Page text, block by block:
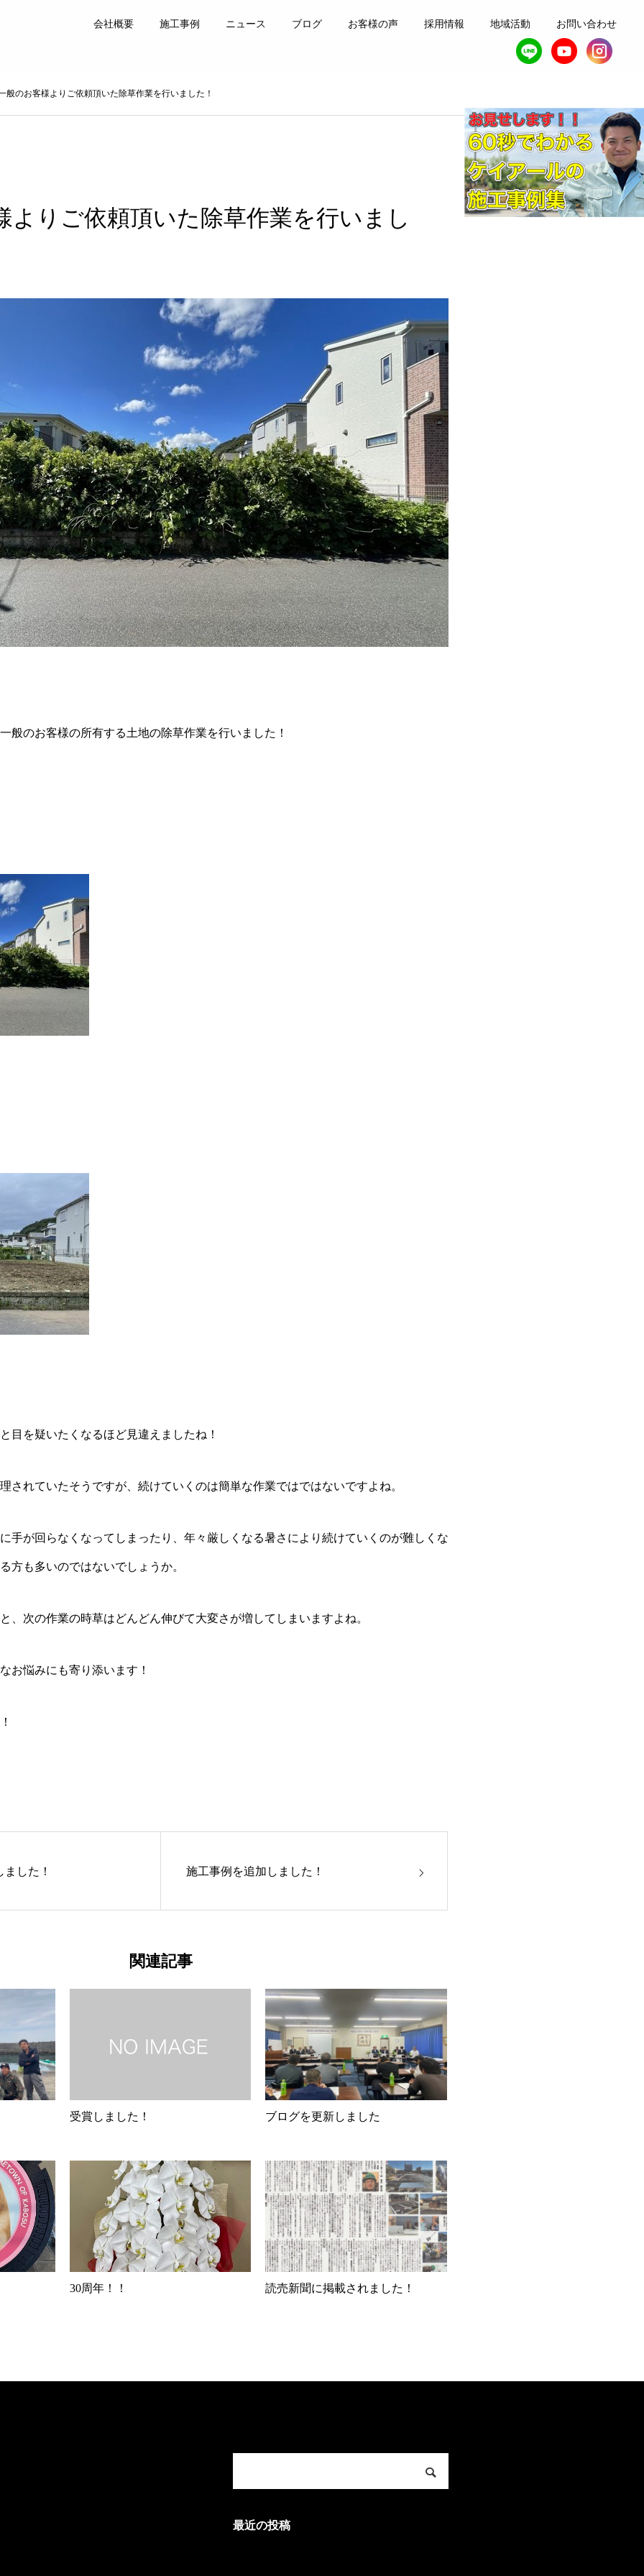
会社概要 施工事例 ニュース ブログ お客様の声 採用情報 地域活動 お問い合わせ
般のお客様よりご依頼頂いた除草作業を行いました！
よりご依頼頂いた除草作業を行いまし
般のお客様の所有する土地の除草作業を行いました！
目を疑いたくなるほど見違えましたね！
されていたそうですが、続けていくのは簡単な作業ではではないですよね。
手が回らなくなってしまったり、年々厳しくなる暑さにより続けていくのが難しくな
方も多いのではないでしょうか。
、次の作業の時草はどんどん伸びて大変さが増してしまいますよね。
お悩みにも寄り添います！
した！ 施工事例を追加しました！
関連記事
受賞しました！ ブログを更新しました
30周年！！ 読売新聞に掲載されました！
最近の投稿